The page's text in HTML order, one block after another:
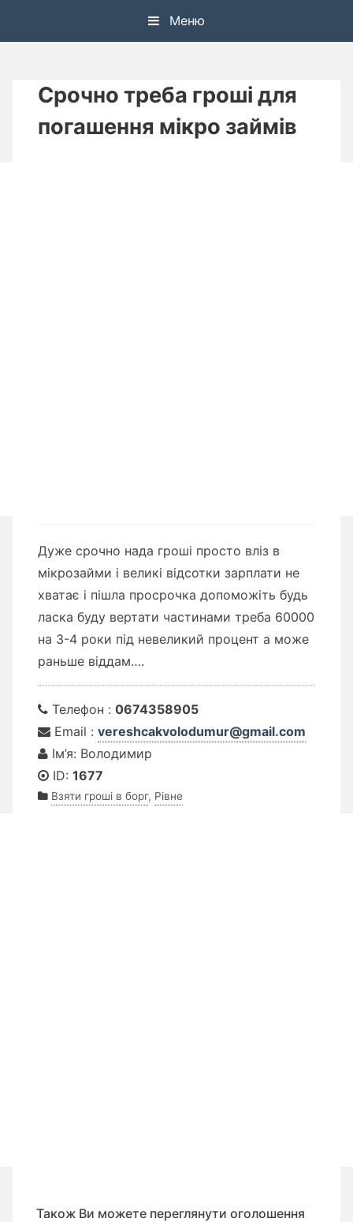
Меню
Срочно треба гроші для
погашення мікро займів
Дуже срочно нада гроші просто вліз в
мікрозайми і великі відсотки зарплати не
хватає і пішла просрочка допоможіть будь
ласка буду вертати частинами треба 60000
на 3-4 роки під невеликий процент а може
раньше віддам….
Телефон : 0674358905
Email : vereshcakvolodumur@gmail.com
Ім’я: Володимир
ID: 1677
Взяти гроші в борг, Рівне
Також Ви можете переглянути оголошення